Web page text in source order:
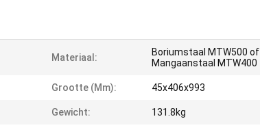
Materiaal:
Boriumstaal MTW500 of
Mangaanstaal MTW400
Grootte (mm): 45x406x993
Gewicht: 131.8kg